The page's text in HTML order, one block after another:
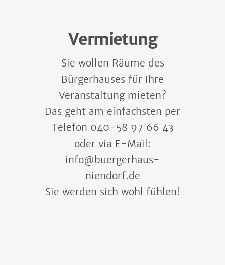
Vermietung
Sie wollen Räume des
Bürgerhauses für Ihre
Veranstaltung mieten?
Das geht am einfachsten per
Telefon 040-58 97 66 43
oder via E-Mail:
info@buergerhaus-
niendorf.de
Sie werden sich wohl fühlen!